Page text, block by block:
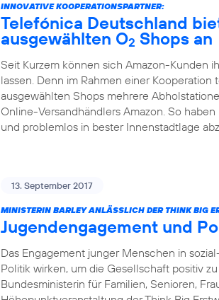
INNOVATIVE KOOPERATIONSPARTNER:
Telefónica Deutschland
ausgewählten O2 Shops an
Seit Kurzem können sich Amazon-Kunden
lassen. Denn im Rahmen einer
ausgewählten Shops mehrere
Online-Versandhändlers Amazon. So
und problemlos in bester Innenstadtlage
13. September 2017
MINISTERIN BARLEY ANLÄSSLICH DER THINK BIG
Jugendengagement und
Das Engagement junger Menschen in
Politik wirken, um die Gesellschaft positiv
Bundesministerin für Familien, Senioren,